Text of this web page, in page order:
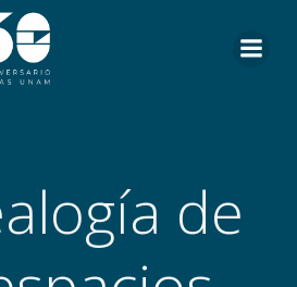
de